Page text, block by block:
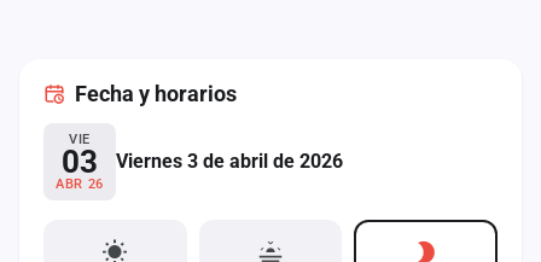
Fecha y horarios
VIE
03
ABR 26
Viernes 3 de abril de 2026
Administración
Contacto